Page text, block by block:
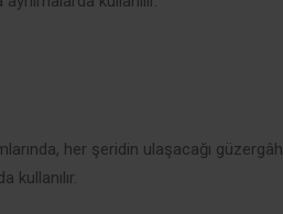
her şeridin ulaşacağı güzergâh
kullanılır.